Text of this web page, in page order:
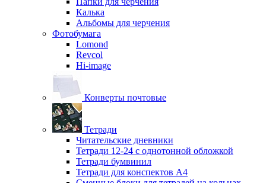
Калька
Альбомы для черчения
Фотобумага
Lomond
Revcol
Hi-image
Конверты почтовые
Тетради
Читательские дневники
Тетради 12-24 с однотонной обложкой
Тетради бумвинил
Тетради для конспектов А4